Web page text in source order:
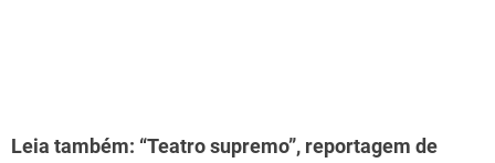
Leia também: “Teatro supremo”, reportagem de